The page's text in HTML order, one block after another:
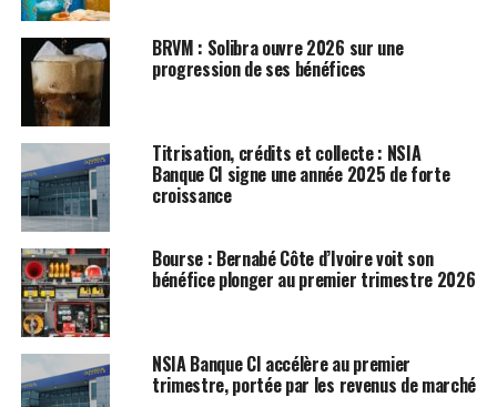
BRVM : Solibra ouvre 2026 sur une
progression de ses bénéfices
Titrisation, crédits et collecte : NSIA
Banque CI signe une année 2025 de forte
croissance
Bourse : Bernabé Côte d’Ivoire voit son
bénéfice plonger au premier trimestre 2026
NSIA Banque CI accélère au premier
trimestre, portée par les revenus de marché